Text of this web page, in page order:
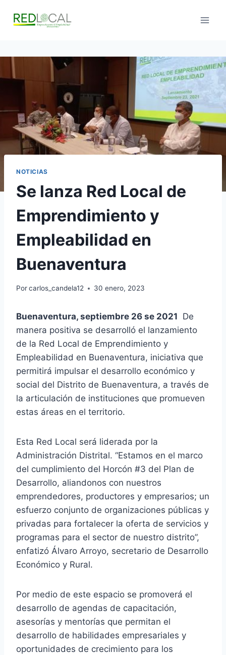
NOTICIAS
Se lanza Red Local de
Emprendimiento y
Empleabilidad en
Buenaventura
Porcarlos_candela12 30 enero, 2023
Buenaventura, septiembre 26 se 2021 De
manera positiva se desarrolló el lanzamiento
de la Red Local de Emprendimiento y
Empleabilidad en Buenaventura, iniciativa que
permitirá impulsar el desarrollo económico y
social del Distrito de Buenaventura, a través de
la articulación de instituciones que promueven
estas áreas en el territorio.
Esta Red Local será liderada por la
Administración Distrital. “Estamos en el marco
del cumplimiento del Horcón #3 del Plan de
Desarrollo, aliandonos con nuestros
emprendedores, productores y empresarios; un
esfuerzo conjunto de organizaciones públicas y
privadas para fortalecer la oferta de servicios y
programas para el sector de nuestro distrito”,
enfatizó Álvaro Arroyo, secretario de Desarrollo
Económico y Rural.
Por medio de este espacio se promoverá el
desarrollo de agendas de capacitación,
asesorías y mentorías que permitan el
desarrollo de habilidades empresariales y
oportunidades de crecimiento para los